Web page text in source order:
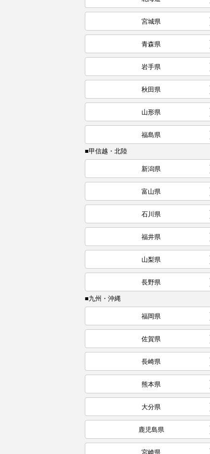
宮城県
青森県
岩手県
秋田県
山形県
福島県
■甲信越・北陸
新潟県
富山県
石川県
福井県
山梨県
長野県
■九州・沖縄
福岡県
佐賀県
長崎県
熊本県
大分県
鹿児島県
宮崎県